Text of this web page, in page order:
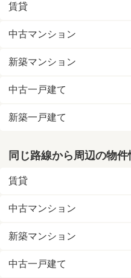
賃貸
中古マンション
新築マンション
中古一戸建て
新築一戸建て
同じ路線から周辺の物
賃貸
中古マンション
新築マンション
中古一戸建て